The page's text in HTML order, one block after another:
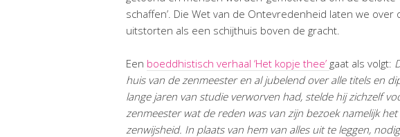
schaffen’. Die Wet van de Ontevredenheid laten we over
uitstorten als een schijthuis boven de gracht.
Een boeddhistisch verhaal ‘Het kopje thee’ gaat als volgt:
huis van de zenmeester en al jubelend over alle titels en
lange jaren van studie verworven had, stelde hij zichzelf
zenmeester wat de reden was van zijn bezoek namelijk
zenwijsheid. In plaats van hem van alles uit te leggen,